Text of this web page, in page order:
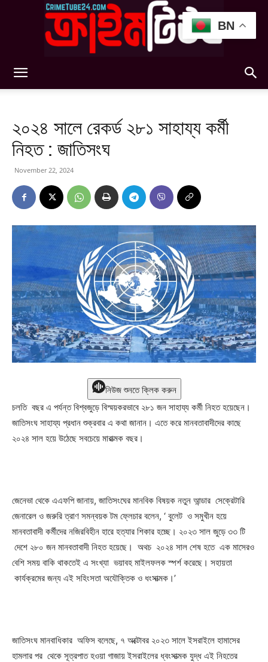
২০২৪ সালে রেকর্ড ২৮১ সাহায্য কর্মী
নিহত : জাতিসংঘ
November 22, 2024
নিউজ শুনতে ক্লিক করুন
চলতি বছর এ পর্যন্ত বিশ্বজুড়ে বিস্ময়করভাবে ২৮১ জন সাহায্য কর্মী নিহত হয়েছেন।
জাতিসংঘ সাহায্য প্রধান শুক্রবার এ কথা জানান। এতে করে মানবতাবাদীদের কাছে
২০২৪ সাল হয়ে উঠেছে সবচেয়ে মারাত্মক বছর।
জেনেভা থেকে এএফপি জানায়, জাতিসংঘের মানবিক বিষয়ক নতুন আন্ডার সেক্রেটারি
জেনারেল ও জরুরি ত্রাণ সমন্বয়ক টম ফ্লেচার বলেন, ‘ বুলেট ও সমুখীন হয়ে
মানবতাবাদী কর্মীদের নজিরবিহীন হারে হত্যার শিকার হচ্ছে। ২০২৩ সাল জুড়ে ৩৩ টি
দেশে ২৮০ জন মানবতাবাদী নিহত হয়েছে। অথচ ২০২৪ সাল শেষ হতে এক মাসেরও
বেশি সময় বাকি থাকতেই এ সংখ্যা ভয়াবহ মাইলফলক স্পর্শ করেছে। সহায়তা
কার্যক্রমের জন্য এই সহিংসতা অযৌক্তিক ও ধংসাত্মক।’
জাতিসংঘ মানবাধিকার অফিস বলেছে, ৭ অক্টোবর ২০২৩ সালে ইসরাইলে হামাসের
হামলার পর থেকে সূত্রপাত হওয়া গাজায় ইসরাইলের ধ্বংসাত্মক যুদ্ধ এই নিহতের
BN